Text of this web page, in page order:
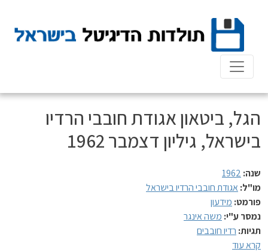
content
הגל, ביטאון אגודת חובבי הרדיו
בישראל, גיליון דצמבר 1962
שנה: 1962
מו"ל: אגודת חובבי הרדיו בישראל
פורמט: מידעון
נמסר ע"י: משה אינגר
תגיות: רדיו חובבים
קרא עוד